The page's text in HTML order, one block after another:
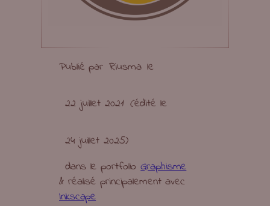
Publié par Riusma le
22 juillet 2021 (édité le
24 juillet 2025)
dans le portfolioGraphisme
& réalisé principalement avec
Inkscape